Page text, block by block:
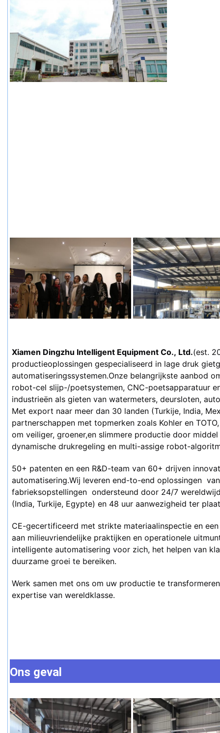
Xiamen Dingzhu Intelligent Equipment Co., Ltd.(est.
productieoplossingen gespecialiseerd in lage druk
automatiseringssystemen.Onze belangrijkste aanbod
robot-cel slijp-/poetsystemen, CNC-poetsapparatuur
industrieën als gieten van watermeters, deursloten,
Met export naar meer dan 30 landen (Turkije, India,
partnerschappen met topmerken zoals Kohler en
om veiliger, groener,en slimmere productie door
dynamische drukregeling en multi-assige robot-
50+ patenten en een R&D-team van 60+ drijven
automatisering.Wij leveren end-to-end oplossingen 
fabrieksopstellingen  ondersteund door 24/7
(India, Turkije, Egypte) en 48 uur aanwezigheid ter
CE-gecertificeerd met strikte materiaalinspectie en
aan milieuvriendelijke praktijken en operationele
intelligente automatisering voor zich, het helpen van
duurzame groei te bereiken.
Werk samen met ons om uw productie te
expertise van wereldklasse.
Ons geval